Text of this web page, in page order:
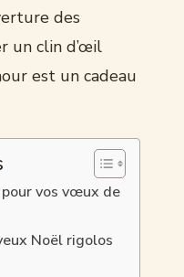
des
un clin d’œil
est un cadeau
pour vos vœux de
Noël rigolos